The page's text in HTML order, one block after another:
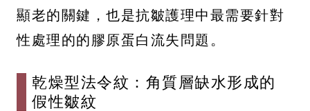
顯老的關鍵，也是抗皺護理中最需要針對
性處理的的膠原蛋白流失問題。
乾燥型法令紋：角質層缺水形成的
假性皺紋